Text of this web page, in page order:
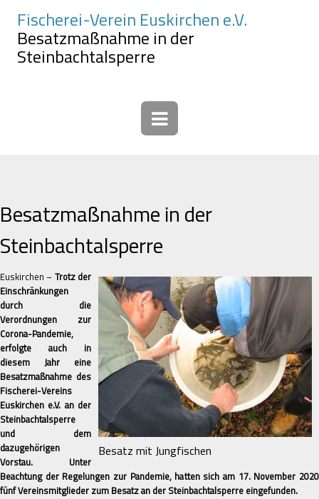
Fischerei-Verein Euskirchen e.V.
Besatzmaßnahme in der
Steinbachtalsperre
Besatzmaßnahme in der
Steinbachtalsperre
Besatz mit Jungfischen
Euskirchen – Trotz der
Einschränkungen
durch die
Verordnungen zur
Corona-Pandemie,
erfolgte auch in
diesem Jahr eine
Besatzmaßnahme des
Fischerei-Vereins
Euskirchen e.V. an der
Steinbachtalsperre
und dem
dazugehörigen
Vorstau. Unter
Beachtung der Regelungen zur Pandemie, hatten sich am 17. November 2020
fünf Vereinsmitglieder zum Besatz an der Steinbachtalsperre eingefunden.